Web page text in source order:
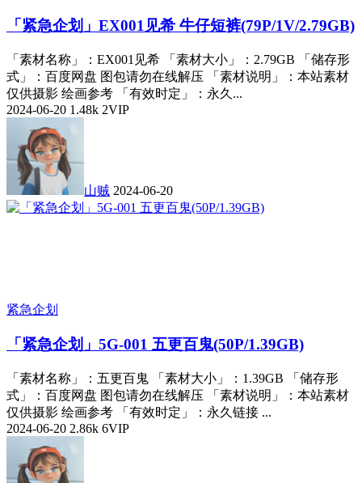
「紧急企划」EX001见希 牛仔短裤(79P/1V/2.79GB)
「素材名称」：EX001见希 「素材大小」：2.79GB 「储存形
式」：百度网盘 图包请勿在线解压 「素材说明」：本站素材
仅供摄影 绘画参考 「有效时定」：永久...
2024-06-20 1.48k 2VIP
山贼 2024-06-20
紧急企划
「紧急企划」5G-001 五更百鬼(50P/1.39GB)
「素材名称」：五更百鬼 「素材大小」：1.39GB 「储存形
式」：百度网盘 图包请勿在线解压 「素材说明」：本站素材
仅供摄影 绘画参考 「有效时定」：永久链接 ...
2024-06-20 2.86k 6VIP